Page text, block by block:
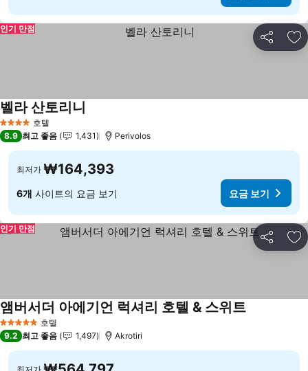
공유 즐
인기 만점
4 성급 호텔
벨라 산토리니
8.9 최고 좋음 1,431 Perivolos
최저가 ₩164,393
6개 사이트의 요금 보기 요금 보기
공유 즐
인기 만점
5 성급 호텔
앰버서더 아에기언 럭셔리 호텔 & 스위트
9.2 최고 좋음 1,497 Akrotiri
최저가